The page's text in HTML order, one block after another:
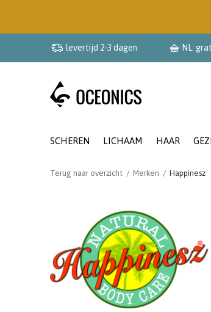
SCHEREN LICHAAM HAAR
levertijd 2-3 dagen NL:
Terug naar overzicht Merken Happinesz